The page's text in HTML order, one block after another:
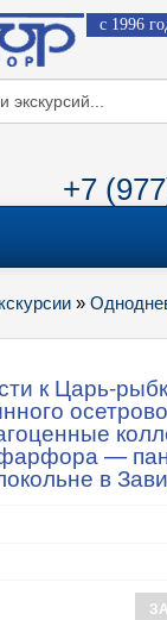
с 1996
+7
»
к Царь-
фарфора —
в